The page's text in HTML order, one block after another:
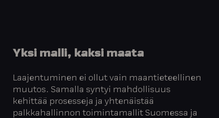
Yksi malli, kaksi maata
Laajentuminen ei ollut vain maantieteellinen
muutos. Samalla syntyi mahdollisuus
kehittää prosesseja ja yhtenäistää
palkkahallinnon toimintamallit Suomessa ja